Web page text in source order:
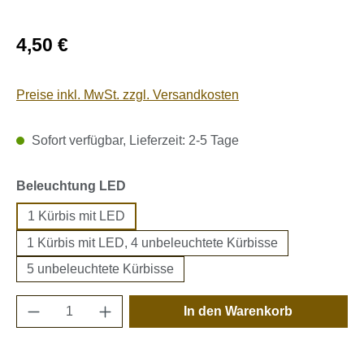
Regulärer Preis:
4,50 €
Preise inkl. MwSt. zzgl. Versandkosten
Sofort verfügbar, Lieferzeit: 2-5 Tage
Beleuchtung LED
1 Kürbis mit LED
1 Kürbis mit LED, 4 unbeleuchtete Kürbisse
5 unbeleuchtete Kürbisse
Produkt Anzahl: Gib den gewünschten
In den Warenkorb